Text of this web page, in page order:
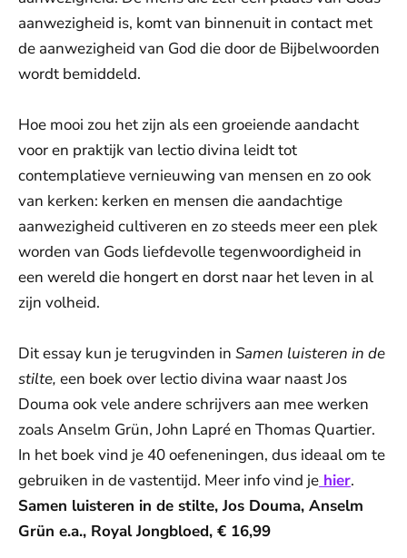
aanwezigheid is, komt van binnenuit in contact met
de aanwezigheid van God die door de Bijbelwoorden
wordt bemiddeld.
Hoe mooi zou het zijn als een groeiende aandacht
voor en praktijk van lectio divina leidt tot
contemplatieve vernieuwing van mensen en zo ook
van kerken: kerken en mensen die aandachtige
aanwezigheid cultiveren en zo steeds meer een plek
worden van Gods liefdevolle tegenwoordigheid in
een wereld die hongert en dorst naar het leven in al
zijn volheid.
Dit essay kun je terugvinden in Samen luisteren in de
stilte, een boek over lectio divina waar naast Jos
Douma ook vele andere schrijvers aan mee werken
zoals Anselm Grün, John Lapré en Thomas Quartier.
In het boek vind je 40 oefeneningen, dus ideaal om te
gebruiken in de vastentijd. Meer info vind je hier.
Samen luisteren in de stilte, Jos Douma, Anselm
Grün e.a., Royal Jongbloed, € 16,99